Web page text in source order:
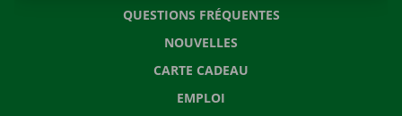
QUESTIONS FRÉQUENTES
NOUVELLES
CARTE CADEAU
EMPLOI